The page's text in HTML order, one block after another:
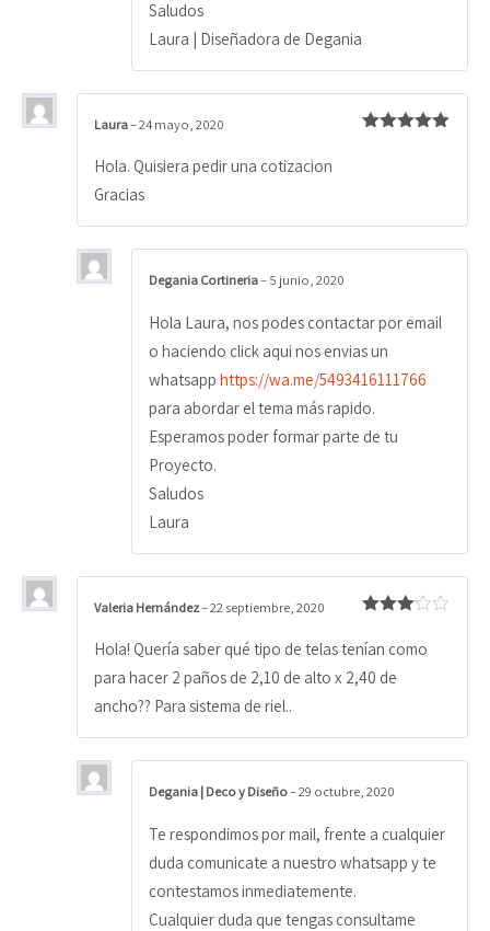
Saludos
Laura | Diseñadora de Degania
Laura–24 mayo, 2020
Hola. Quisiera pedir una cotizacion
Gracias
Degania Cortineria–5 junio, 2020
Hola Laura, nos podes contactar por email
o haciendo click aqui nos envias un
whatsapp https://wa.me/5493416111766
para abordar el tema más rapido.
Esperamos poder formar parte de tu
Proyecto.
Saludos
Laura
o con
3de 5
Valeria Hernández–22 septiembre, 2020
Hola! Quería saber qué tipo de telas tenían como
para hacer 2 paños de 2,10 de alto x 2,40 de
ancho?? Para sistema de riel..
Degania | Deco y Diseño–29 octubre, 2020
Te respondimos por mail, frente a cualquier
duda comunicate a nuestro whatsapp y te
contestamos inmediatemente.
Cualquier duda que tengas consultame